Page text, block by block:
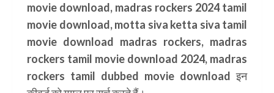
movie download, madras rockers 2024 tamil
movie download, motta siva ketta siva tamil
movie download madras rockers, madras
rockers tamil movie download 2024, madras
rockers tamil dubbed movie download इन